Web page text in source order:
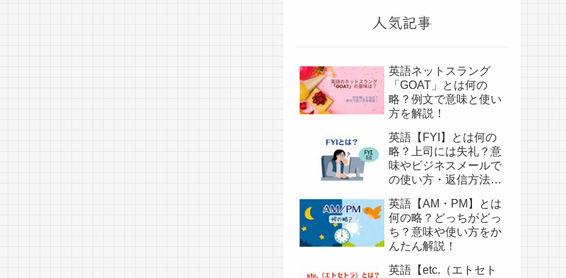
人気記事
英語ネットスラング
「GOAT」とは何の
略？例文で意味と使い
方を解説！
英語【FYI】とは何の
略？上司には失礼？意
味やビジネスメールで
の使い方・返信方法を
英語【AM・PM】とは
何の略？どっちがどっ
ち？意味や使い方をか
んたん解説！
英語【etc.（エトセト